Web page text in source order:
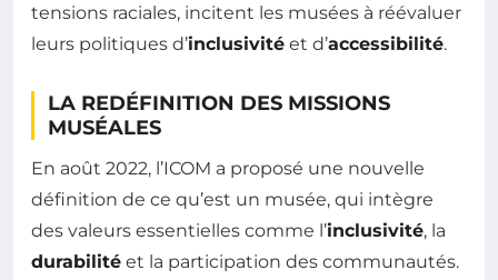
tensions raciales, incitent les musées à réévaluer
leurs politiques d’inclusivité et d’accessibilité.
LA REDÉFINITION DES MISSIONS
MUSÉALES
En août 2022, l’ICOM a proposé une nouvelle
définition de ce qu’est un musée, qui intègre
des valeurs essentielles comme l’inclusivité, la
durabilité et la participation des communautés.